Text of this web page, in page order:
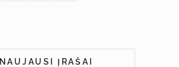
NAUJAUSI ĮRAŠAI